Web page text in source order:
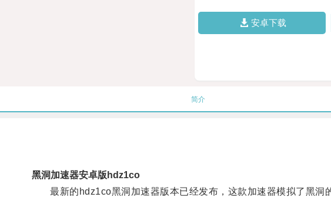
安卓下载
简介
黑洞加速器安卓版hdz1co
最新的hdz1co黑洞加速器版本已经发布，这款加速器模拟了黑洞